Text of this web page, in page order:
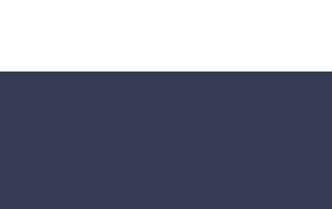
СВИТЕР: 10 СТИЛЬНЫХ ИДЕЙ